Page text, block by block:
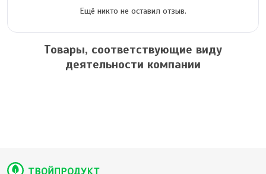
Ещё никто не оставил отзыв.
Товары, соответствующие виду
деятельности компании